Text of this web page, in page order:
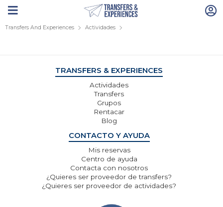
Transfers And Experiences Actividades
TRANSFERS & EXPERIENCES
Actividades
Transfers
Grupos
Rentacar
Blog
CONTACTO Y AYUDA
Mis reservas
Centro de ayuda
Contacta con nosotros
¿Quieres ser proveedor de transfers?
¿Quieres ser proveedor de actividades?